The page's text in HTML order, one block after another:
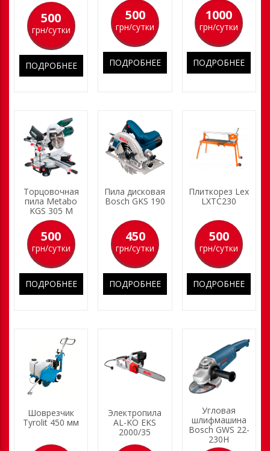
500
грн/сутки
ПОДРОБНЕЕ
500
грн/сутки
ПОДРОБНЕЕ
1000
грн/сутки
ПОДРОБНЕЕ
Торцовочная
пила Metabo
KGS 305 M
500
грн/сутки
ПОДРОБНЕЕ
Пила дисковая
Bosch GKS 190
450
грн/сутки
ПОДРОБНЕЕ
Плиткорез Lex
LXTC230
500
грн/сутки
ПОДРОБНЕЕ
Шоврезчик
Tyrolit 450 мм
Электропила
AL-KO EKS
2000/35
Угловая
шлифмашина
Bosch GWS 22-
230H